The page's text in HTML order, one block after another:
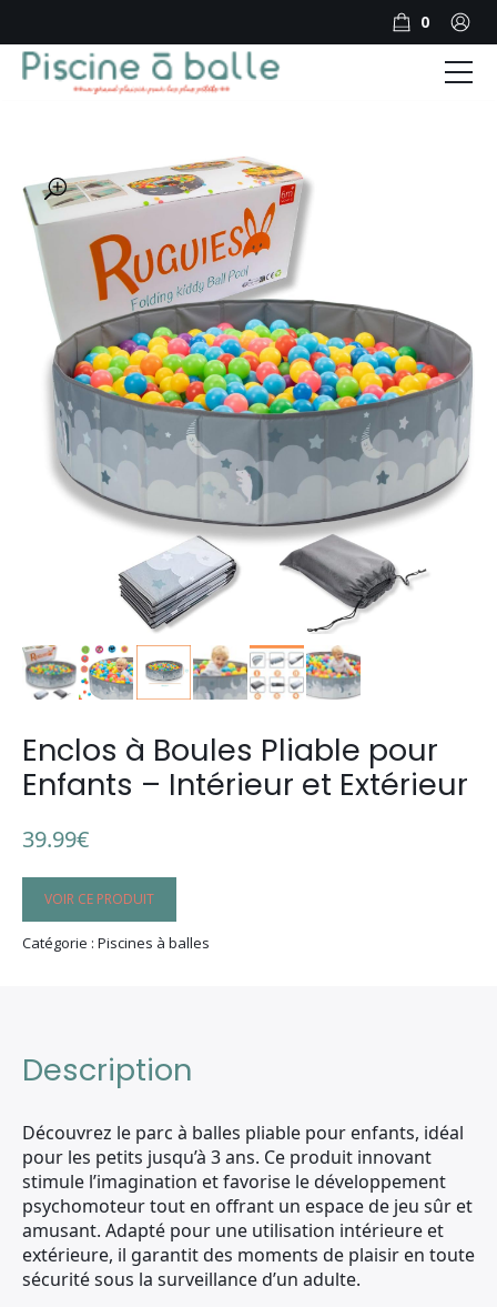
🔍
Enclos à Boules Pliable pour
Enfants – Intérieur et Extérieur
39.99€
VOIR CE PRODUIT
Catégorie : Piscines à balles
Description
Découvrez le parc à balles pliable pour enfants, idéal
pour les petits jusqu’à 3 ans. Ce produit innovant
stimule l’imagination et favorise le développement
psychomoteur tout en offrant un espace de jeu sûr et
amusant. Adapté pour une utilisation intérieure et
extérieure, il garantit des moments de plaisir en toute
sécurité sous la surveillance d’un adulte.
0
PISCINE A BALLES PAR MARQUE
PISCINE A BOULES PAR FORME
NOTRE BLOG
Produits
Forum